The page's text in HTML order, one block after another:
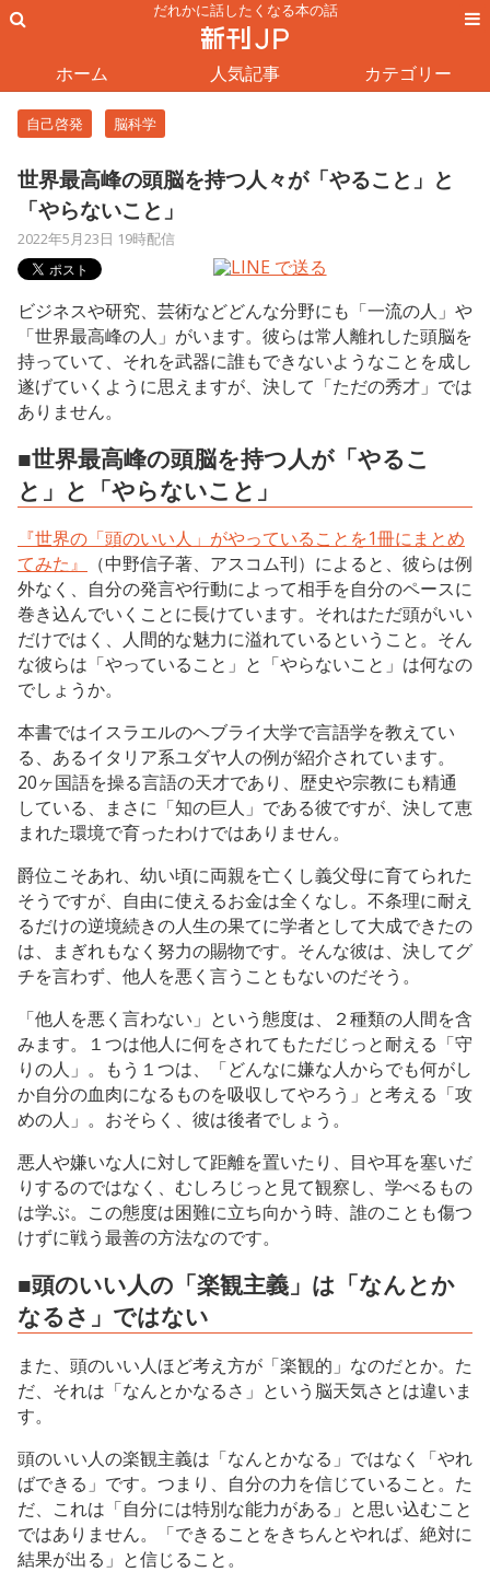
だれかに話したくなる本の話
ホーム 人気記事 カテゴリー
自己啓発 脳科学
世界最高峰の頭脳を持つ人々が「やること」と
「やらないこと」
2022年5月23日 19時配信
ビジネスや研究、芸術などどんな分野にも「一流の人」や
「世界最高峰の人」がいます。彼らは常人離れした頭脳を
持っていて、それを武器に誰もできないようなことを成し
遂げていくように思えますが、決して「ただの秀才」では
ありません。
■世界最高峰の頭脳を持つ人が「やるこ
と」と「やらないこと」
『世界の「頭のいい人」がやっていることを1冊にまとめ
てみた』
（中野信子著、アスコム刊）によると、彼らは例
外なく、自分の発言や行動によって相手を自分のペースに
巻き込んでいくことに長けています。それはただ頭がいい
だけではく、人間的な魅力に溢れているということ。そん
な彼らは「やっていること」と「やらないこと」は何なの
でしょうか。
本書ではイスラエルのヘブライ大学で言語学を教えてい
る、あるイタリア系ユダヤ人の例が紹介されています。
20ヶ国語を操る言語の天才であり、歴史や宗教にも精通
している、まさに「知の巨人」である彼ですが、決して恵
まれた環境で育ったわけではありません。
爵位こそあれ、幼い頃に両親を亡くし義父母に育てられた
そうですが、自由に使えるお金は全くなし。不条理に耐え
るだけの逆境続きの人生の果てに学者として大成できたの
は、まぎれもなく努力の賜物です。そんな彼は、決してグ
チを言わず、他人を悪く言うこともないのだそう。
「他人を悪く言わない」という態度は、２種類の人間を含
みます。１つは他人に何をされてもただじっと耐える「守
りの人」。もう１つは、「どんなに嫌な人からでも何がし
か自分の血肉になるものを吸収してやろう」と考える「攻
めの人」。おそらく、彼は後者でしょう。
悪人や嫌いな人に対して距離を置いたり、目や耳を塞いだ
りするのではなく、むしろじっと見て観察し、学べるもの
は学ぶ。この態度は困難に立ち向かう時、誰のことも傷つ
けずに戦う最善の方法なのです。
■頭のいい人の「楽観主義」は「なんとか
なるさ」ではない
また、頭のいい人ほど考え方が「楽観的」なのだとか。た
だ、それは「なんとかなるさ」という脳天気さとは違いま
す。
頭のいい人の楽観主義は「なんとかなる」ではなく「やれ
ばできる」です。つまり、自分の力を信じていること。た
だ、これは「自分には特別な能力がある」と思い込むこと
ではありません。「できることをきちんとやれば、絶対に
結果が出る」と信じること。